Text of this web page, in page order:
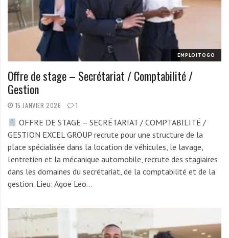
EMPLOITOGO
Offre de stage – Secrétariat / Comptabilité /
Gestion
15 JANVIER 2026 1
OFFRE DE STAGE – SECRÉTARIAT / COMPTABILITÉ /
GESTION EXCEL GROUP recrute pour une structure de la
place spécialisée dans la location de véhicules, le lavage,
l’entretien et la mécanique automobile, recrute des stagiaires
dans les domaines du secrétariat, de la comptabilité et de la
gestion. Lieu: Agoe Leo…